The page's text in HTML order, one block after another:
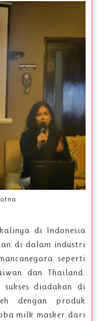
di Indonesia
di dalam industri
seperti
dan Thailand.
sukses diadakan di
dengan produk
milk masker dari